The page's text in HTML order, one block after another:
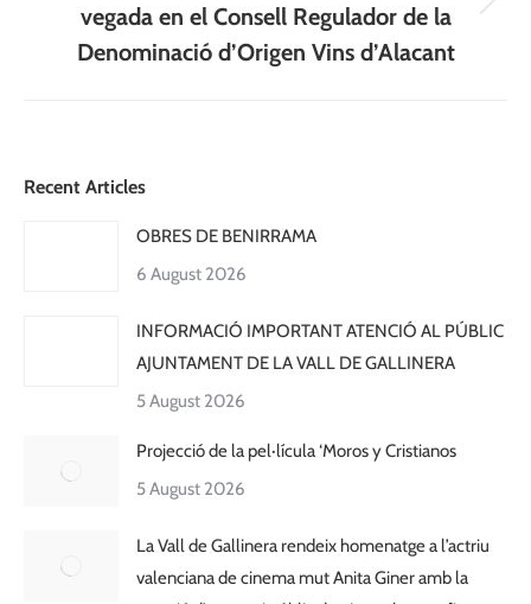
Next
post:
vegada en el Consell Regulador de la
Denominació d’Origen Vins d’Alacant
Recent Articles
OBRES DE BENIRRAMA
6 August 2026
INFORMACIÓ IMPORTANT ATENCIÓ AL PÚBLIC
AJUNTAMENT DE LA VALL DE GALLINERA
5 August 2026
Projecció de la pel·lícula ‘Moros y Cristianos
5 August 2026
La Vall de Gallinera rendeix homenatge a l’actriu
valenciana de cinema mut Anita Giner amb la